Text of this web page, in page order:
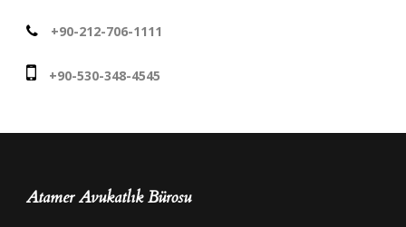
+90-212-706-1111
+90-530-348-4545
Atamer Avukatlık Bürosu